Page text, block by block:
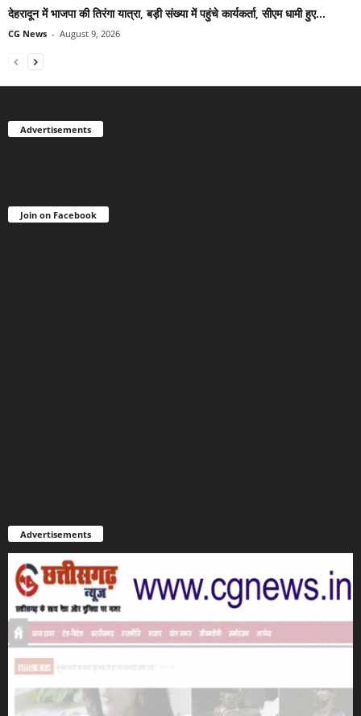
देहरादून में भाजपा की तिरंगा यात्रा, बड़ी संख्या में पहुंचे कार्यकर्ता, सीएम धामी हुए...
CG News - August 9, 2026
Advertisements
Join on Facebook
Advertisements